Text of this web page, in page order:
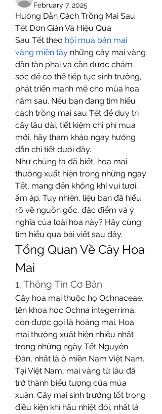
February 7, 2025
Hướng Dẫn Cách Trồng Mai Sau
Tết Đơn Giản Và Hiệu Quả
Sau Tết theo hội mua bán mai
vàng miền tây những cây mai vàng
dần tàn phai và cần được chăm
sóc để có thể tiếp tục sinh trưởng,
phát triển mạnh mẽ cho mùa hoa
năm sau. Nếu bạn đang tìm hiểu
cách trồng mai sau Tết để duy trì
cây lâu dài, tiết kiệm chi phí mua
mới, hãy tham khảo ngay hướng
dẫn chi tiết dưới đây.
Như chúng ta đã biết, hoa mai
thường xuất hiện trong những ngày
Tết, mang đến không khí vui tươi,
ấm áp. Tuy nhiên, liệu bạn đã hiểu
rõ về nguồn gốc, đặc điểm và ý
nghĩa của loài hoa này? Hãy cùng
tìm hiểu qua bài viết sau đây.
Tổng Quan Về Cây Hoa
Mai
1. Thông Tin Cơ Bản
Cây hoa mai thuộc họ Ochnaceae,
tên khoa học Ochna integerrima,
còn được gọi là hoàng mai. Hoa
mai thường xuất hiện nhiều nhất
trong những ngày Tết Nguyên
Đán, nhất là ở miền Nam Việt Nam.
Tại Việt Nam, mai vàng từ lâu đã
trở thành biểu tượng của mùa
xuân. Cây mai sinh trưởng tốt trong
điều kiện khí hậu nhiệt đới, nhất là